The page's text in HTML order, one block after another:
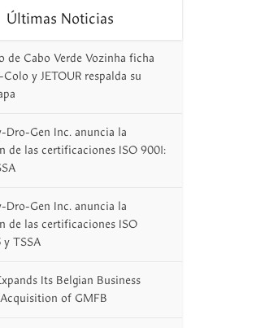
Últimas Noticias
de Cabo Verde Vozinha ficha
y JETOUR respalda su
Dro-Gen Inc. anuncia la
de las certificaciones ISO 9001:
Dro-Gen Inc. anuncia la
de las certificaciones ISO
y TSSA
Its Belgian Business
of GMFB